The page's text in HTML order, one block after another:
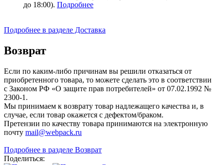
до 18:00). Подробнее
Подробнее в разделе Доставка
Возврат
Если по каким-либо причинам вы решили отказаться от
приобретенного товара, то можете сделать это в соответствии
с Законом РФ «О защите прав потребителей» от 07.02.1992 №
2300-1.
Мы принимаем к возврату товар надлежащего качества и, в
случае, если товар окажется с дефектом/браком.
Претензии по качеству товара принимаются на электронную
почту mail@webpack.ru
Подробнее в разделе Возврат
Поделиться: